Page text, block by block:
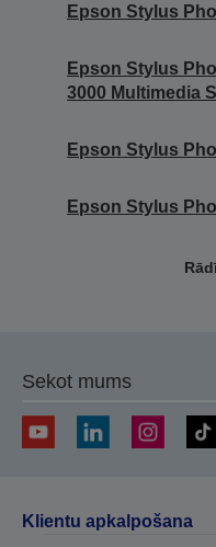
Epson Stylus
Epson Stylus
3000 Multimedia
Epson Stylus
Epson Stylus
Sekot mums
Klientu apkalpošana